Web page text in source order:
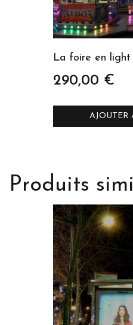
La foire en
290,00 €
AJOUTER
Produits